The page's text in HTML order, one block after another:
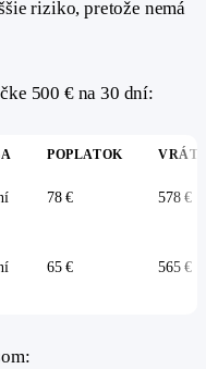
riziko, pretože nemá
500 € na 30 dní:
POPLATOK
78 € 578 €
65 € 565 €